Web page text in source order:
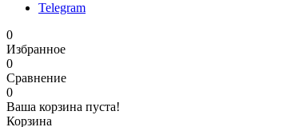
Telegram
0
Избранное
0
Сравнение
0
Ваша корзина пуста!
Корзина